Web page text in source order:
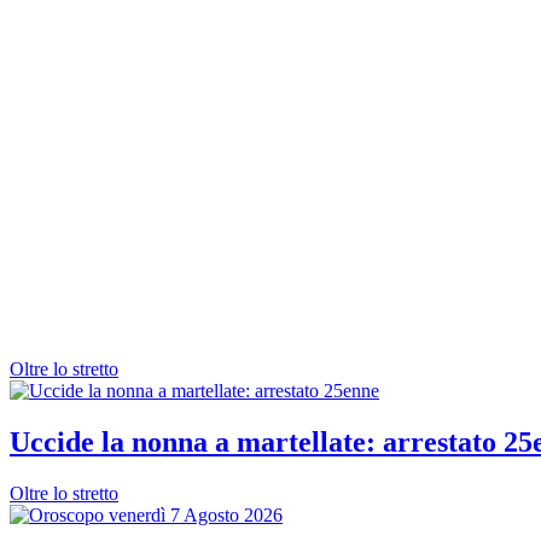
Oltre lo stretto
Uccide la nonna a martellate: arrestato
Oltre lo stretto